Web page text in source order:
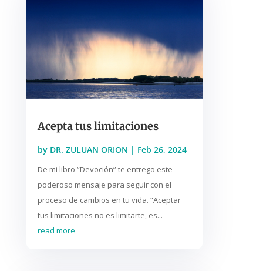
Acepta tus limitaciones
by DR. ZULUAN ORION | Feb 26, 2024
De mi libro “Devoción” te entrego este
poderoso mensaje para seguir con el
proceso de cambios en tu vida. “Aceptar
tus limitaciones no es limitarte, es...
read more